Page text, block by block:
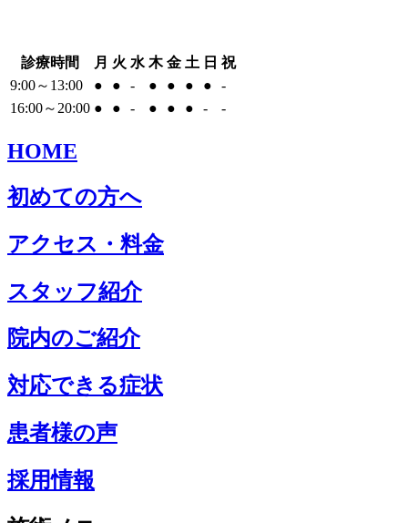
診療時間 月 火 水 木 金 土 日 祝
9:00～13:00
● ● - ● ● ● ●
-
16:00～20:00 ● ● - ● ● ● - -
HOME
初めての方へ
アクセス・料金
スタッフ紹介
院内のご紹介
対応できる症状
患者様の声
採用情報